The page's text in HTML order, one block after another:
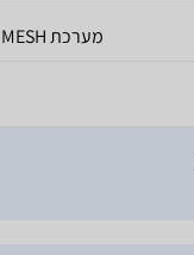
מערכת MESH